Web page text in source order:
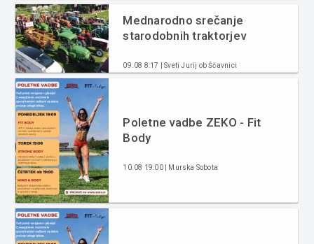
Mednarodno srečanje
starodobnih traktorjev
09.08 8:17 | Sveti Jurij ob Ščavnici
Poletne vadbe ZEKO - Fit
Body
10.08 19:00 | Murska Sobota